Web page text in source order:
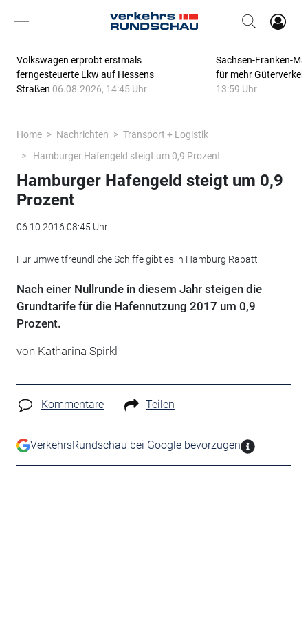
Volkswagen erprobt erstmals
ferngesteuerte Lkw auf Hessens
Straßen 06.08.2026, 14:45 Uhr
Sachsen-Franken-
für mehr
13:59 Uhr
Home Nachrichten
Transport + Logistik
Hamburger Hafengeld steigt um 0,9 Prozent
Hamburger Hafengeld steigt um 0,9
Prozent
06.10.2016 08:45 Uhr
Für umweltfreundliche Schiffe gibt es in Hamburg Rabatt
Nach einer Nullrunde in diesem Jahr steigen die
Grundtarife für die Hafennutzung 2017 um 0,9
Prozent.
von Katharina Spirkl
Kommentare Teilen
VerkehrsRundschau bei Google bevorzugen